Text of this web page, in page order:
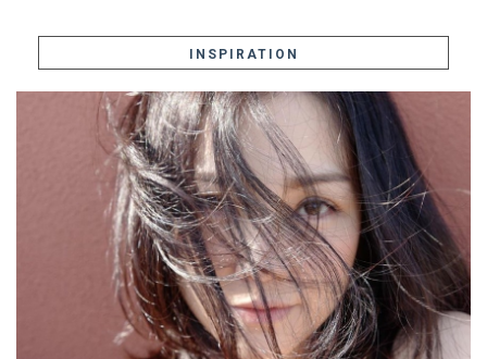
INSPIRATION